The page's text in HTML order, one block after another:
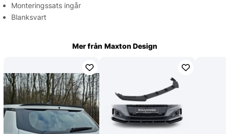
Monteringssats ingår
Blanksvart
Mer från Maxton Design